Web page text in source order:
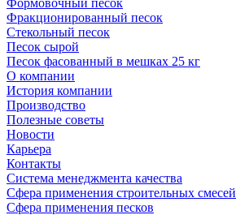
Формовочный песок
Фракционированный песок
Стекольный песок
Песок сырой
Песок фасованный в мешках 25 кг
О компании
История компании
Производство
Полезные советы
Новости
Карьера
Контакты
Система менеджмента качества
Сфера применения строительных смесей
Сфера применения песков